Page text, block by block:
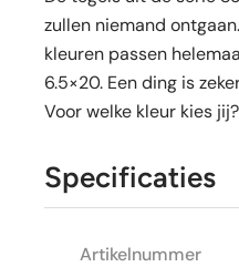
zullen niemand
kleuren passen
6.5×20. Een ding is
Voor welke kleur kies jij?
Specificaties
Artikelnummer